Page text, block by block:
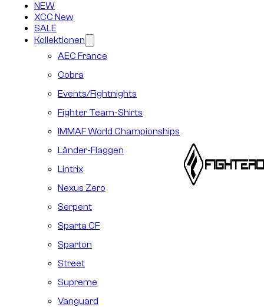
NEW
XCC New
SALE
Kollektionen
AEC France
Cobra
Events/Fightnights
Fighter Team-Shirts
IMMAF World Championships
Länder-Flaggen
Lintrix
Nexus Zero
Serpent
Sparta CF
Sparton
Street
Supreme
Vanguard